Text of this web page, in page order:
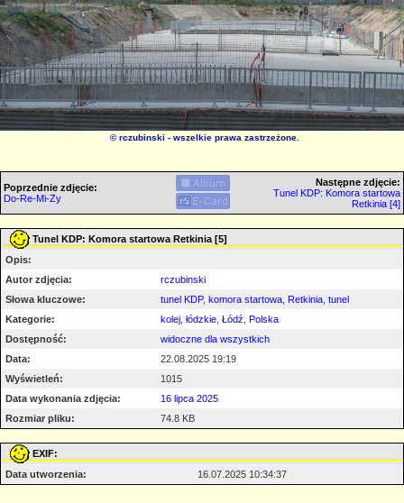
©rczubinski - wszelkie prawa zastrzeżone.
Poprzednie zdjęcie:
Do-Re-Mi-Zy
Następne zdjęcie:
Tunel KDP: Komora startowa
Retkinia [4]
Tunel KDP: Komora startowa Retkinia [5]
Opis:
Autor zdjęcia:
rczubinski
Słowa kluczowe:
tunel KDP, komora startowa Retkinia tunel
Kategorie:
kolej łódzkie Łódź Polska
Dostępność:
widoczne dla wszystkich
Data:
22.08.2025 19:19
Wyświetleń:
1015
Data wykonania zdjęcia:
16 lipca 2025
Rozmiar pliku:
74.8 KB
EXIF:
Data utworzenia:
16.07.2025 10:34:37